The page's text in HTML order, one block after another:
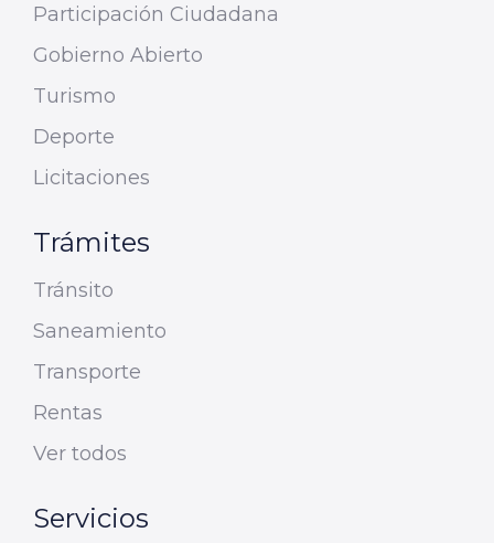
Participación Ciudadana
Gobierno Abierto
Turismo
Deporte
Licitaciones
Trámites
Tránsito
Saneamiento
Transporte
Rentas
Ver todos
Servicios